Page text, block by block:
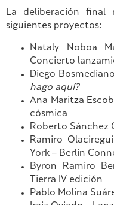
La deliberación final
siguientes proyectos:
Nataly Noboa
Concierto
Diego
hago aquí?
Ana Maritza
cósmica
Roberto Sánchez
Ramiro
York – Berlin
Byron Ramiro
Tierra IV edición
Pablo Molina